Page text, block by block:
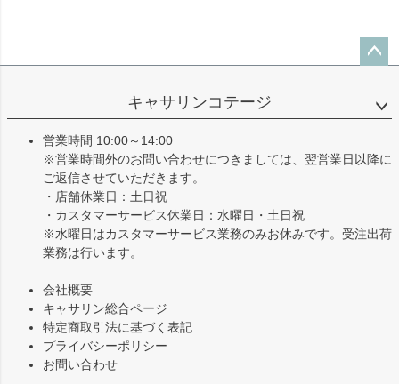
ップ
キャサリンコテージ
営業時間 10:00～14:00
※営業時間外のお問い合わせにつきましては、翌営業日以降に
ご返信させていただきます。
・店舗休業日：土日祝
・カスタマーサービス休業日：水曜日・土日祝
※水曜日はカスタマーサービス業務のみお休みです。受注出荷
業務は行います。
会社概要
キャサリン総合ページ
特定商取引法に基づく表記
プライバシーポリシー
お問い合わせ